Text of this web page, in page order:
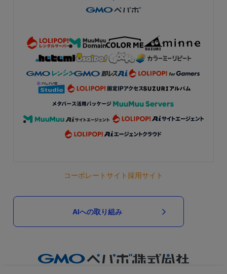
コーポレートサイト採用サイト
AIへの取り組み